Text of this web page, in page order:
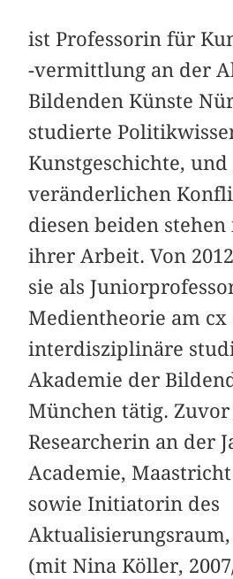
ist Professorin für
-vermittlung an der
Bildenden Künste
studierte
Kunstgeschichte, und
veränderlichen
diesen beiden
ihrer Arbeit. Von
sie als
Medientheorie am
interdisziplinäre
Akademie der
München tätig. Zuvor
Researcherin an der
Academie, Maastricht
sowie Initiatorin des
(mit Nina Köller,